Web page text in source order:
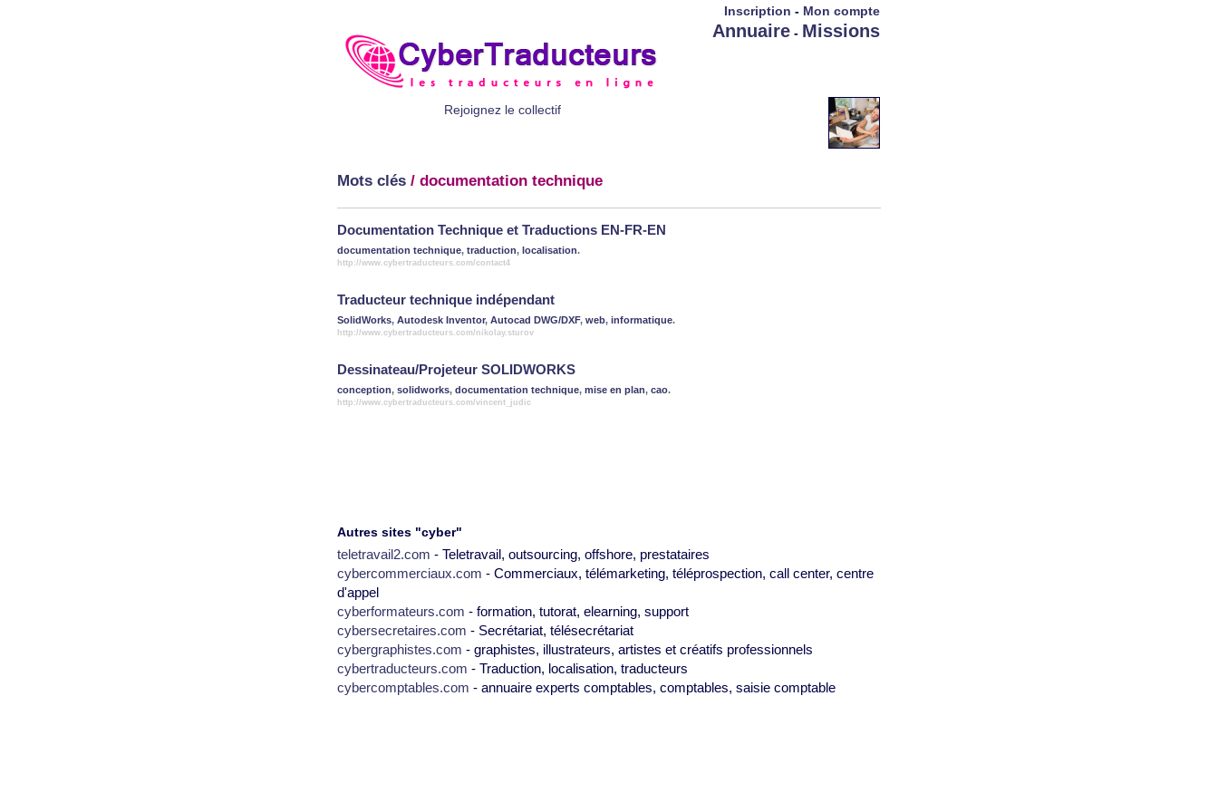
Rejoignez le collectif
Inscription - Mon compte
Annuaire - Missions
Mots clés / documentation technique
Documentation Technique et Traductions EN-FR-EN
documentation technique, traduction, localisation.
http://www.cybertraducteurs.com/contact4
Traducteur technique indépendant
SolidWorks, Autodesk Inventor, Autocad DWG/DXF, web, informatique.
http://www.cybertraducteurs.com/nikolay.sturov
Dessinateau/Projeteur SOLIDWORKS
conception, solidworks, documentation technique, mise en plan, cao.
http://www.cybertraducteurs.com/vincent_judic
Autres sites "cyber"
teletravail2.com - Teletravail, outsourcing, offshore, prestataires
cybercommerciaux.com - Commerciaux, télémarketing, téléprospection, call center, centre
d'appel
cyberformateurs.com - formation, tutorat, elearning, support
cybersecretaires.com - Secrétariat, télésecrétariat
cybergraphistes.com - graphistes, illustrateurs, artistes et créatifs professionnels
cybertraducteurs.com - Traduction, localisation, traducteurs
cybercomptables.com - annuaire experts comptables, comptables, saisie comptable